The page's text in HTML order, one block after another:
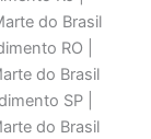
do Brasil
RO |
do Brasil
SP |
do Brasil